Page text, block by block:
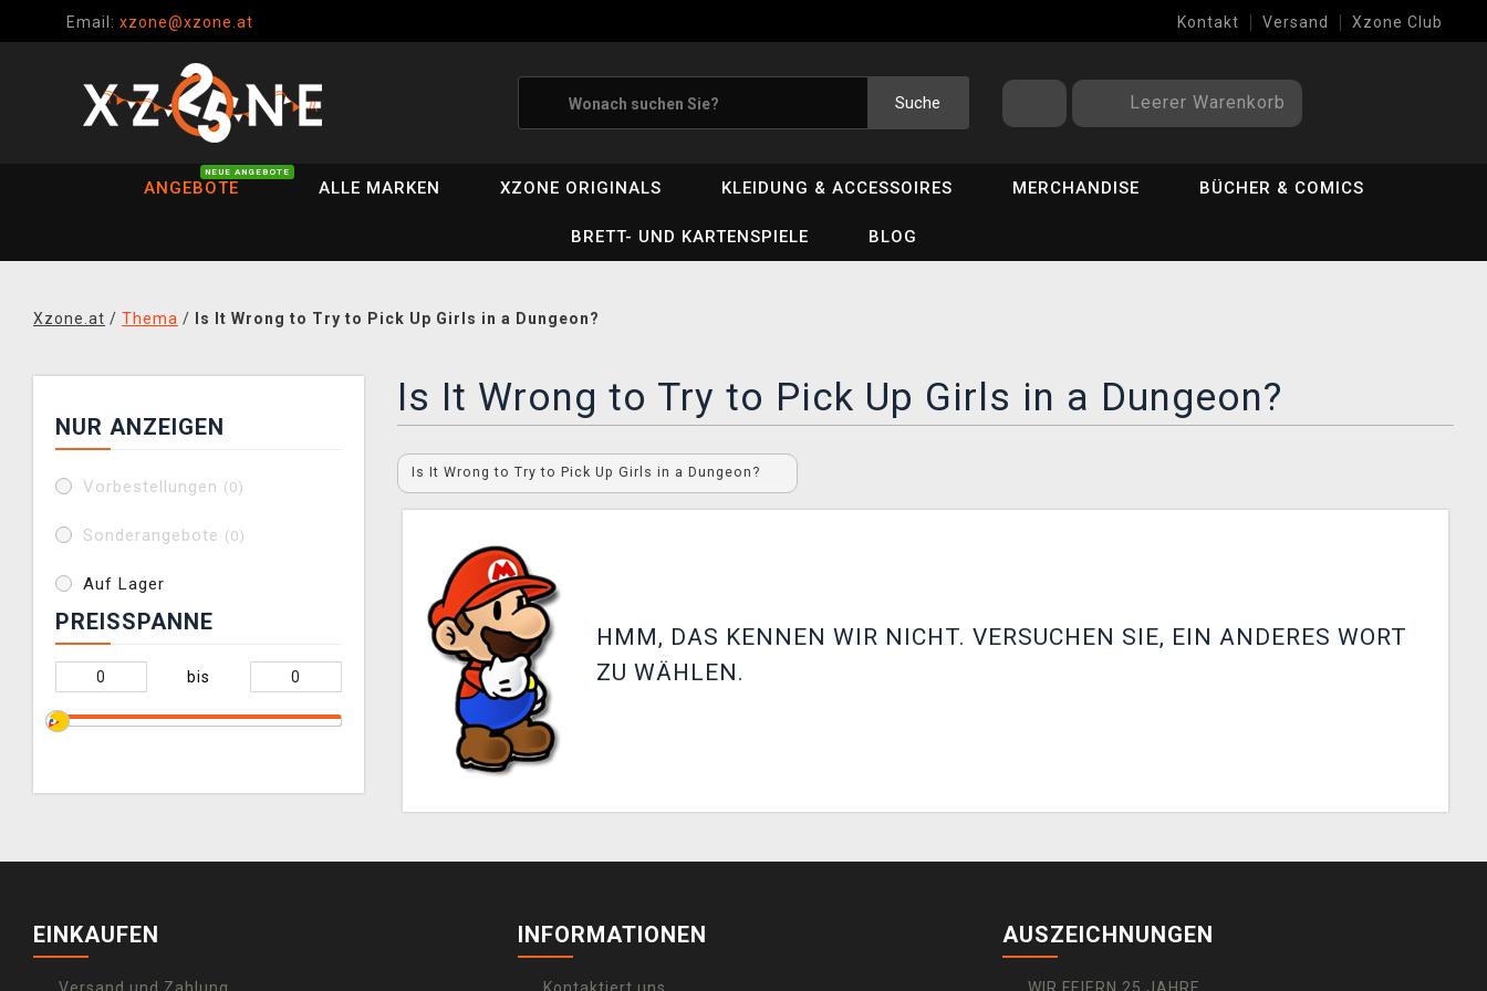
Email: xzone@xzone.at Kontakt Versand Xzone Club
Suche Leerer Warenkorb
ANGEBOTE
NEUE ANGEBOTE
ALLE MARKEN XZONE ORIGINALS KLEIDUNG & ACCESSOIRES MERCHANDISE BÜCHER & COMICS
BRETT- UND KARTENSPIELE BLOG
Xzone.at / Thema / Is It Wrong to Try to Pick Up Girls in a Dungeon?
NUR ANZEIGEN
Vorbestellungen (0)
Sonderangebote (0)
Auf Lager
PREISSPANNE
bis
Is It Wrong to Try to Pick Up Girls in a Dungeon?
Is It Wrong to Try to Pick Up Girls in a Dungeon?
HMM, DAS KENNEN WIR NICHT. VERSUCHEN SIE, EIN ANDERES WORT
ZU WÄHLEN.
EINKAUFEN INFORMATIONEN AUSZEICHNUNGEN